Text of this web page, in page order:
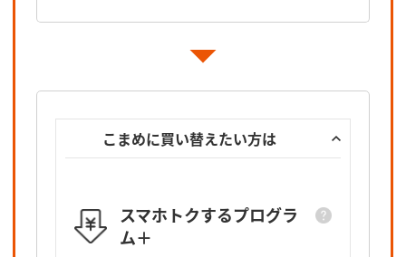
こまめに買い替えたい方は
スマホトクするプログラ
ム＋